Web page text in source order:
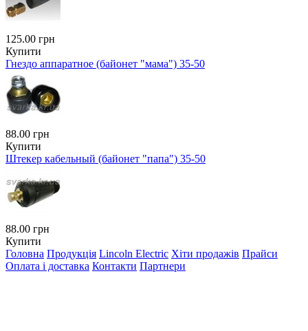
125.00 грн
Купити
Гнездо аппаратное (байонет "мама") 35-50
88.00 грн
Купити
Штекер кабельный (байонет "папа") 35-50
88.00 грн
Купити
Головна Продукція Lincoln Electric Хіти продажів Прайси
Оплата і доставка Контакти Партнери